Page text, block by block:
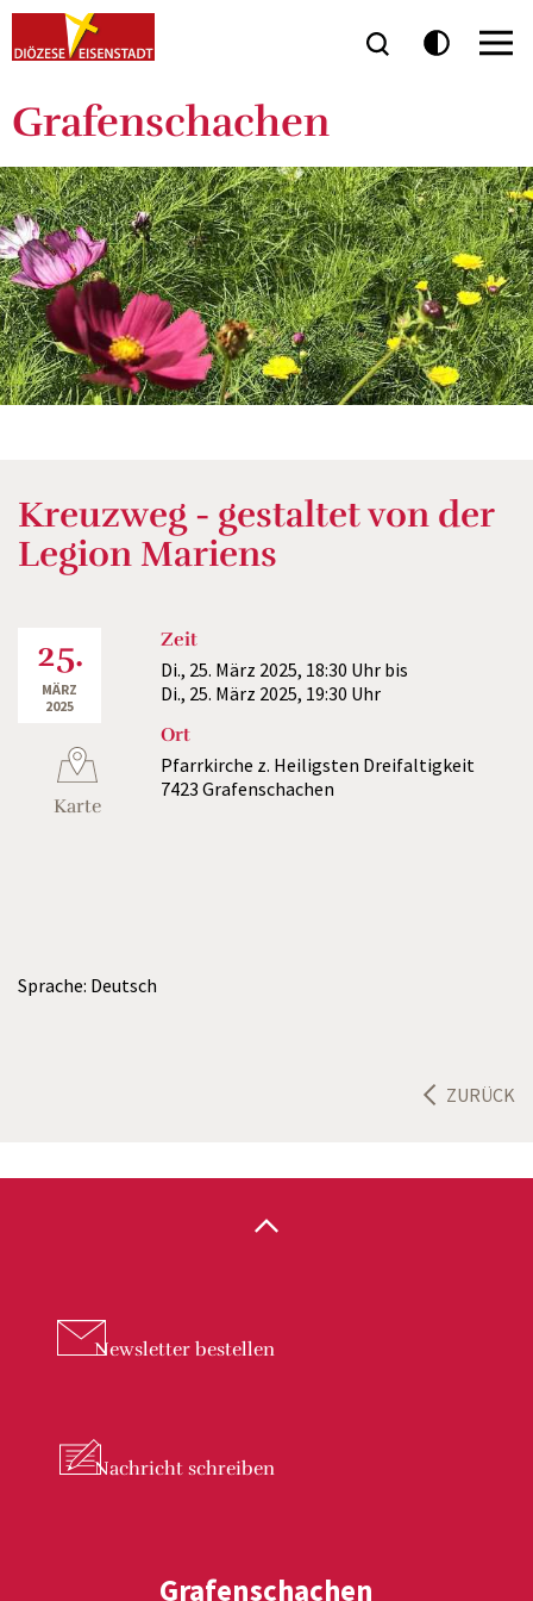
Grafenschachen
Kreuzweg - gestaltet von der
Legion Mariens
25.
MÄRZ
2025
Karte
Zeit
Di., 25. März 2025, 18:30 Uhr bis
Di., 25. März 2025, 19:30 Uhr
Ort
Pfarrkirche z. Heiligsten Dreifaltigkeit
7423 Grafenschachen
Sprache: Deutsch
ZURÜCK
Newsletter bestellen
Nachricht schreiben
Grafenschachen